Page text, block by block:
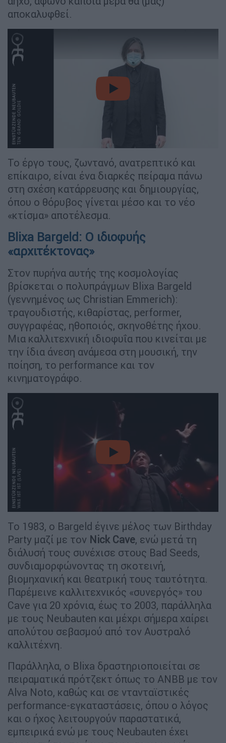
αποκαλυφθεί.
video
Το έργο τους, ζωντανό, ανατρεπτικό και
επίκαιρο, είναι ένα διαρκές πείραμα πάνω
στη σχέση κατάρρευσης και δημιουργίας,
όπου ο θόρυβος γίνεται μέσο και το νέο
«κτίσμα» αποτέλεσμα.
Blixa Bargeld: Ο ιδιοφυής
«αρχιτέκτονας»
Στον πυρήνα αυτής της κοσμολογίας
βρίσκεται ο πολυπράγμων Blixa Bargeld
(γεννημένος ως Christian Emmerich):
τραγουδιστής, κιθαρίστας, performer,
συγγραφέας, ηθοποιός, σκηνοθέτης ήχου.
Μια καλλιτεχνική ιδιοφυΐα που κινείται με
την ίδια άνεση ανάμεσα στη μουσική, την
ποίηση, το performance και τον
κινηματογράφο.
video
Το 1983, ο Bargeld έγινε μέλος των Birthday
Party μαζί με τον Nick Cave, ενώ μετά τη
διάλυσή τους συνέχισε στους Bad Seeds,
συνδιαμορφώνοντας τη σκοτεινή,
βιομηχανική και θεατρική τους ταυτότητα.
Παρέμεινε καλλιτεχνικός «συνεργός» του
Cave για 20 χρόνια, έως το 2003, παράλληλα
με τους Neubauten και μέχρι σήμερα χαίρει
απολύτου σεβασμού από τον Αυστραλό
καλλιτέχνη.
Παράλληλα, ο Blixa δραστηριοποιείται σε
πειραματικά πρότζεκτ όπως το ANBB με τον
Alva Noto, καθώς και σε ντανταϊστικές
performance-εγκαταστάσεις, όπου ο λόγος
και ο ήχος λειτουργούν παραστατικά,
εμπειρικά ενώ με τους Neubauten έχει